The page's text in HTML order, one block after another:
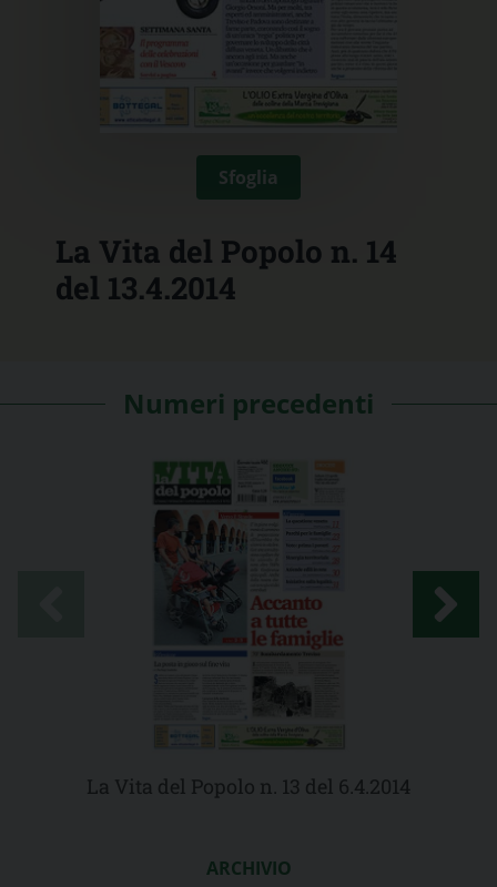
Sfoglia
La Vita del Popolo n. 14
del 13.4.2014
Numeri precedenti
La Vita del Popolo n. 13 del 6.4.2014
ARCHIVIO